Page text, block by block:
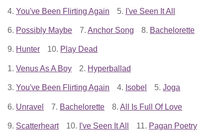
4. You've Been Flirting Again 5. I've Seen It All
6. Possibly Maybe 7. Anchor Song 8. Bachelorette
9. Hunter 10. Play Dead
1. Venus As A Boy 2. Hyperballad
3. You've Been Flirting Again 4. Isobel 5. Joga
6. Unravel 7. Bachelorette 8. All Is Full Of Love
9. Scatterheart 10. I've Seen It All 11. Pagan Poetry